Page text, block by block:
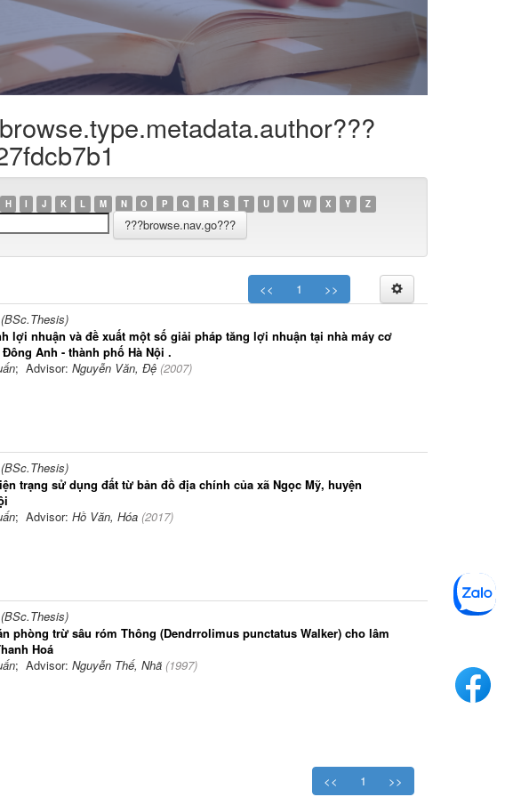
H I J K L M N O P Q R S T U V W X Y Z
<< 1
>>
lợi nhuận và đề xuất một số giải pháp tăng lợi nhuận tại nhà máy cơ
Anh - thành phố Hà Nội .
; Advisor: Nguyễn Văn, Đệ(2007)
trạng sử dụng đất từ bản đồ địa chính của xã Ngọc Mỹ, huyện
; Advisor: Hồ Văn, Hóa(2017)
phòng trừ sâu róm Thông (Dendrrolimus punctatus Walker) cho lâm
Hoá
; Advisor: Nguyễn Thế, Nhã(1997)
<< 1 >>